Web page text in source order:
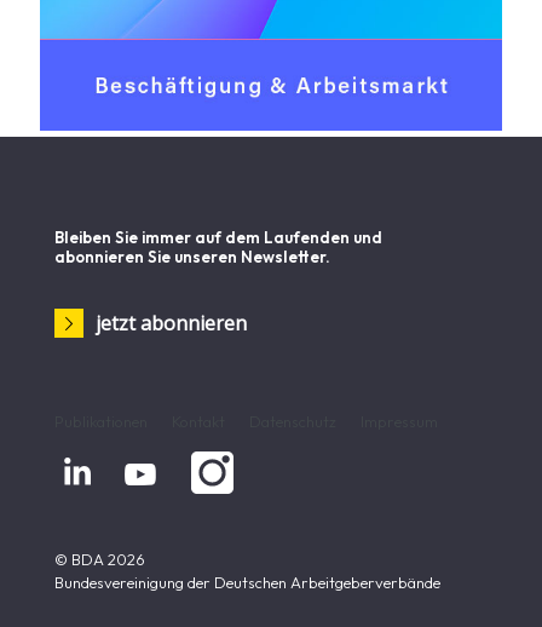
Bleiben Sie immer auf dem Laufenden und
abonnieren Sie unseren Newsletter.
jetzt abonnieren
 
© BDA 2026
Bundesvereinigung der Deutschen Arbeitgeberverbände